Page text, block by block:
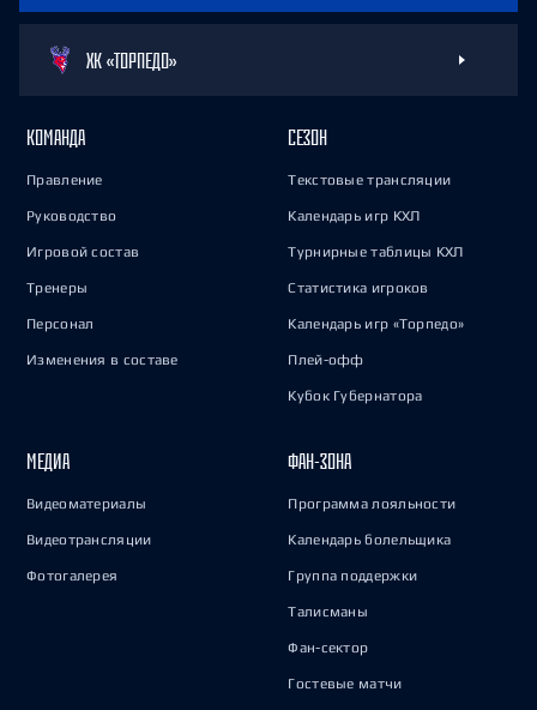
ХК «ТОРПЕДО»
КОМАНДА
Правление
Руководство
Игровой состав
Тренеры
Персонал
Изменения в составе
СЕЗОН
Текстовые трансляции
Календарь игр КХЛ
Турнирные таблицы КХЛ
Статистика игроков
Календарь игр «Торпедо»
Плей-офф
Кубок Губернатора
МЕДИА
Видеоматериалы
Видеотрансляции
Фотогалерея
ФАН-ЗОНА
Программа лояльности
Календарь болельщика
Группа поддержки
Талисманы
Фан-сектор
Гостевые матчи